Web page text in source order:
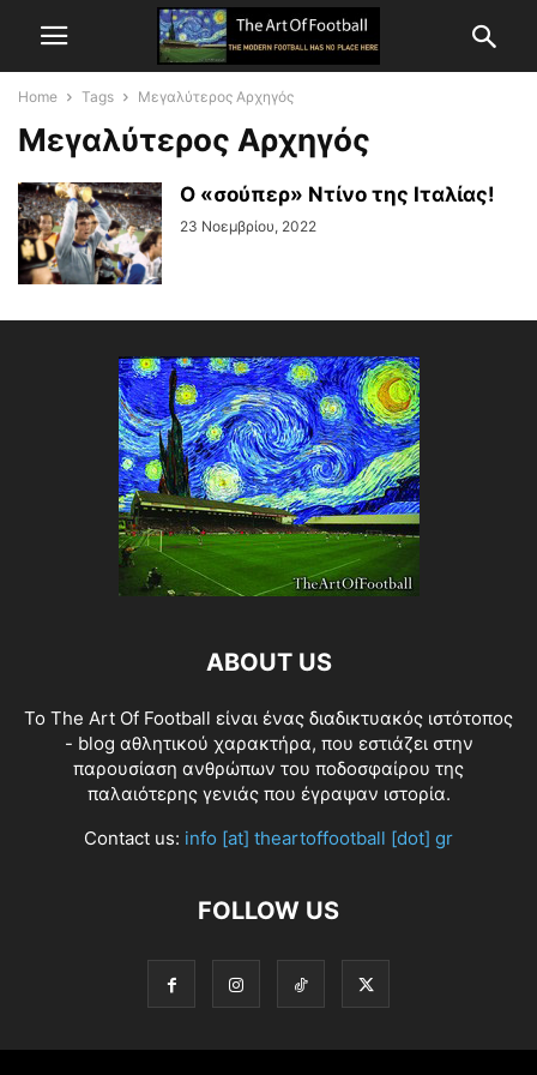
Home Tags Μεγαλύτερος Αρχηγός
Μεγαλύτερος Αρχηγός
Ο «σούπερ» Ντίνο της Ιταλίας!
23 Νοεμβρίου, 2022
ABOUT US
Το The Art Of Football είναι ένας διαδικτυακός ιστότοπος
- blog αθλητικού χαρακτήρα, που εστιάζει στην
παρουσίαση ανθρώπων του ποδοσφαίρου της
παλαιότερης γενιάς που έγραψαν ιστορία.
Contact us: info [at] theartoffootball [dot] gr
FOLLOW US